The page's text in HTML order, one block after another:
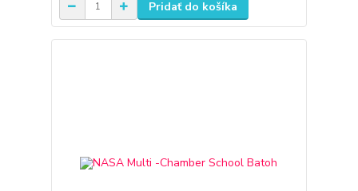
Pridať do košíka